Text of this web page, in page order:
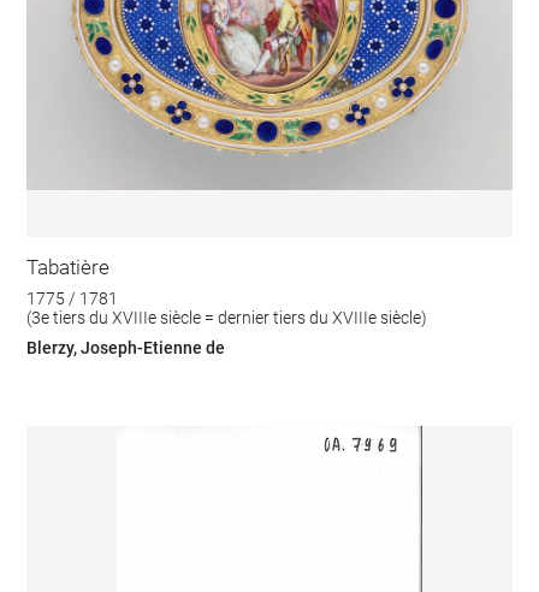
Tabatière
1775 / 1781
(3e tiers du XVIIIe siècle = dernier tiers du XVIIIe siècle)
Blerzy, Joseph-Etienne de